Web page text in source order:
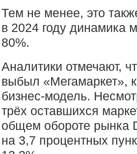
Тем не менее, это
в 2024 году динамика
80%.
Аналитики отмечают,
выбыл «Мегамаркет»,
бизнес-модель.
трёх оставшихся
общем обороте рынка
на 3,7 процентных